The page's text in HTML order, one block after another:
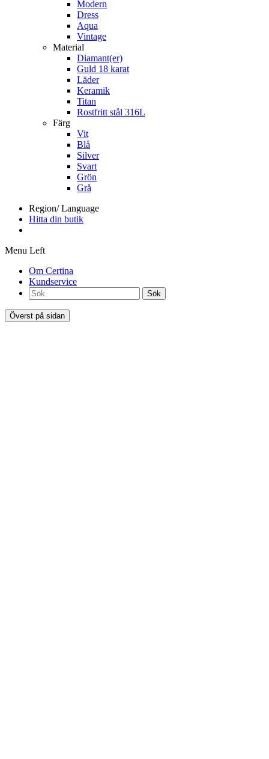
Modern
Dress
Aqua
Vintage
Material
Diamant(er)
Guld 18 karat
Läder
Keramik
Titan
Rostfritt stål 316L
Färg
Vit
Blå
Silver
Svart
Grön
Grå
Region/ Language
Hitta din butik
Menu Left
Om Certina
Kundservice
Sök
Överst på sidan